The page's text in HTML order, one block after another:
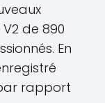
de 890
En
rapport